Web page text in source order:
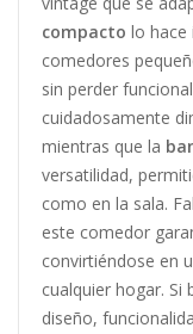
compacto lo hace
comedores
sin perder
cuidadosamente
mientras que la
versatilidad,
como en la sala.
este comedor
convirtiéndose en
cualquier hogar.
diseño,